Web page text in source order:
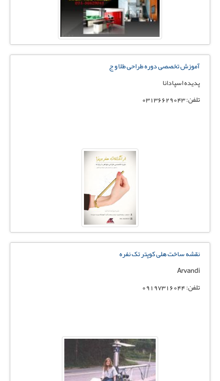
آموزش تخصصی دوره طراحی طلا و ج
پدیده اسپادانا
تلفن: 03136629043
نقشه ساخت هلی کوپتر تک نفره
Arvandi
تلفن: 09197316044